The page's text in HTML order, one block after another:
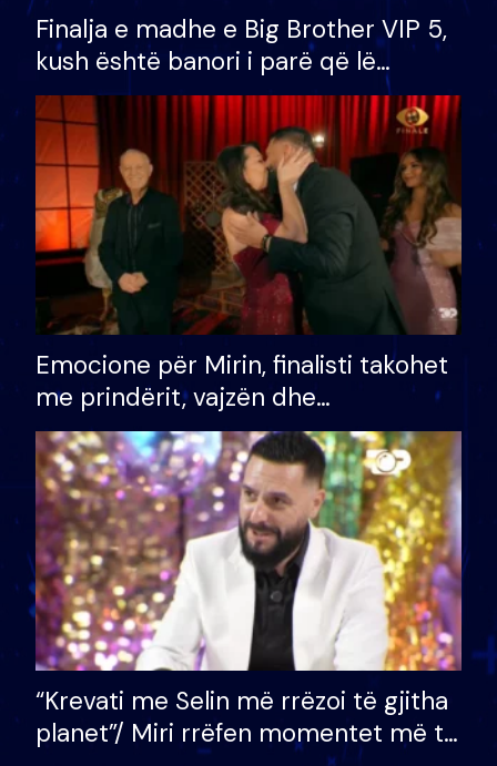
Finalja e madhe e Big Brother VIP 5,
kush është banori i parë që lë
shtëpinë dhe humb mundësinë për
të fituar çmimin e madh
Emocione për Mirin, finalisti takohet
me prindërit, vajzën dhe
bashkëshorten: S’kemi ndonjë letër
divorci apo jo?
“Krevati me Selin më rrëzoi të gjitha
planet”/ Miri rrëfen momentet më të